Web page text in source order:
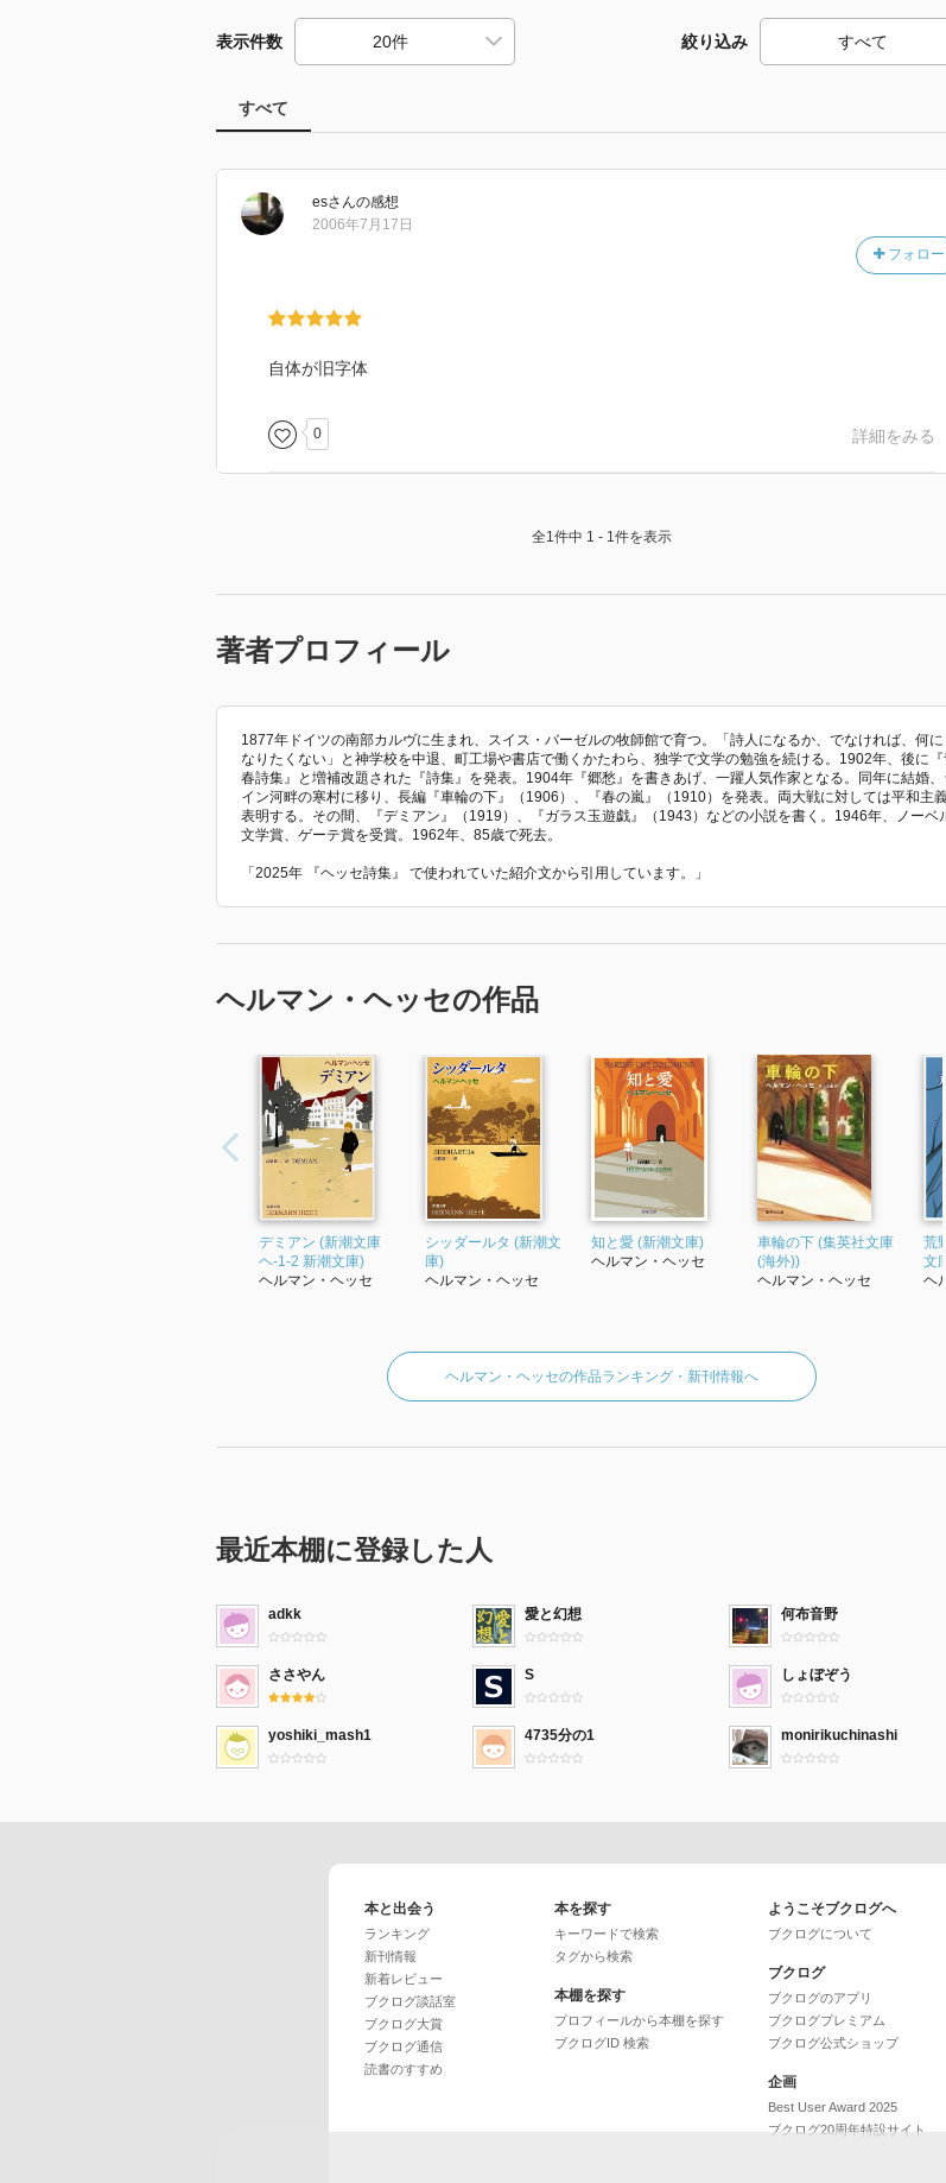
表示件数 絞り込み
すべて
esさんの感想
フォロー
2006年7月17日
自体が旧字体
0 詳細をみる
全1件中 1 - 1件を表示
著者プロフィール
1877年ドイツの南部カルヴに生まれ、スイス・バーゼルの牧師館で育つ。「詩人になるか、でなければ、何に
なりたくない」と神学校を中退、町工場や書店で働くかたわら、独学で文学の勉強を続ける。1902年、後に
春詩集』と増補改題された『詩集』を発表。1904年『郷愁』を書きあげ、一躍人気作家となる。同年に結婚、
イン河畔の寒村に移り、長編『車輪の下』（1906）、『春の嵐』（1910）を発表。両大戦に対しては平和主
表明する。その間、『デミアン』（1919）、『ガラス玉遊戯』（1943）などの小説を書く。1946年、ノーベ
文学賞、ゲーテ賞を受賞。1962年、85歳で死去。
「2025年 『ヘッセ詩集』 で使われていた紹介文から引用しています。」
ヘルマン・ヘッセの作品
デミアン (新潮文庫
ヘ-1-2 新潮文庫)
ヘルマン・ヘッセ
シッダールタ (新潮文
庫)
ヘルマン・ヘッセ
知と愛 (新潮文庫)
ヘルマン・ヘッセ
車輪の下 (集英社文庫
(海外))
ヘルマン・ヘッセ
荒
文
ヘ
ヘルマン・ヘッセの作品ランキング・新刊情報へ
最近本棚に登録した人
adkk 愛と幻想 何布音野
ささやん S しょぼぞう
yoshiki_mash1 4735分の1 monirikuchinashi
本と出会う
ランキング
新刊情報
新着レビュー
ブクログ談話室
ブクログ大賞
ブクログ通信
読書のすすめ
本を探す
キーワードで検索
タグから検索
本棚を探す
プロフィールから本棚を探す
ブクログID 検索
ようこそブクログへ
ブクログについて
ブクログ
ブクログのアプリ
ブクログプレミアム
ブクログ公式ショップ
企画
Best User Award 2025
ブクログ20周年特設サイト